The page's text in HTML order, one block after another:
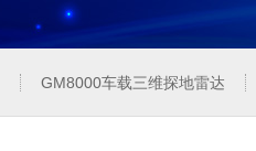
GM8000车载三维探地雷达